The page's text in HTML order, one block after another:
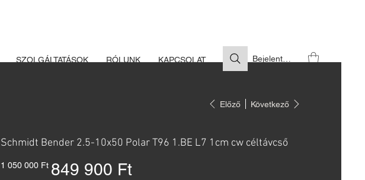
Bejelentkezés
SZOLGÁLTATÁSOK RÓLUNK KAPCSOLAT
Előző Következő
Schmidt Bender 2.5-10x50 Polar T96 1.BE L7 1cm cw céltávcső
Eredeti
ár
1 050 000 Ft ár
849 900 Ft